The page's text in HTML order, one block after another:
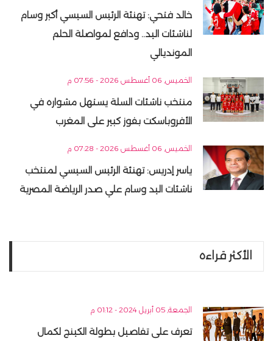
خالد فتحي: تهنئة الرئيس السيسي أكبر وسام
لناشئات اليد.. ودافع لمواصلة الحلم
المونديالي
الخميس, 06 أغسطس 2026 - 07:56 م
منتخب ناشئات السلة يستهل مشواره في
الأفروباسكت بفوز كبير على المغرب
الخميس, 06 أغسطس 2026 - 07:28 م
ياسر إدريس: تهنئة الرئيس السيسي لمنتخب
ناشئات اليد وسام علي صدر الرياضة المصرية
الأكثر قراءه
الجمعة, 05 أبريل 2024 - 01:12 م
تعرف على تفاصيل بطولة الكينج لكمال